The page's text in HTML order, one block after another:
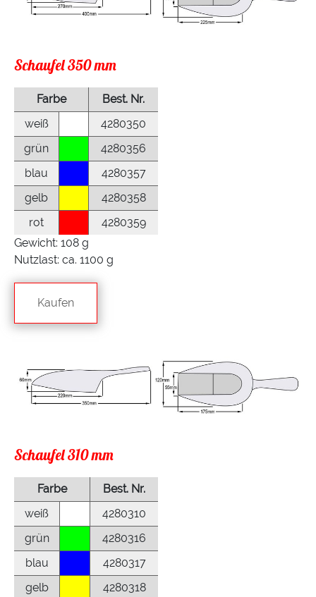
Schaufel 350 mm
Farbe
Best. Nr.
weiß
4280350
grün
4280356
blau
4280357
gelb
4280358
rot
4280359
Gewicht: 108 g
Nutzlast: ca. 1100 g
Kaufen
Schaufel 310 mm
Farbe
Best. Nr.
weiß
4280310
grün
4280316
blau
4280317
gelb
4280318